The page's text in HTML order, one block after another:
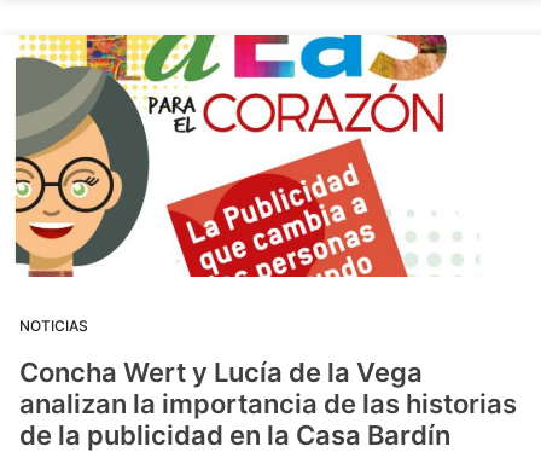
NOTICIAS
Concha Wert y Lucía de la Vega
analizan la importancia de las historias
de la publicidad en la Casa Bardín